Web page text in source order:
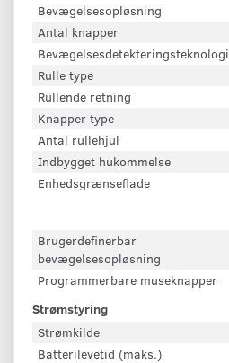
Bevægelsesopløsning
Antal knapper
Bevægelsesdetekteringsteknologi
Rulle type
Rullende retning
Knapper type
Antal rullehjul
Indbygget hukommelse
Enhedsgrænseflade
Brugerdefinerbar
bevægelsesopløsning
Programmerbare museknapper
Strømstyring
Strømkilde
Batterilevetid (maks.)